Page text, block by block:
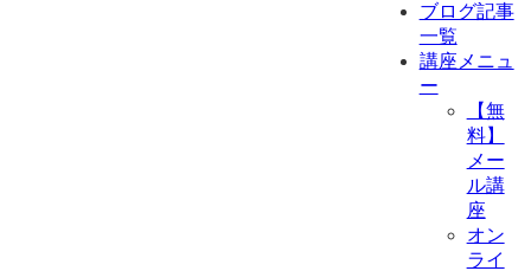
ブログ記事
一覧
講座メニュ
ー
【無
料】
メー
ル講
座
オン
ライ